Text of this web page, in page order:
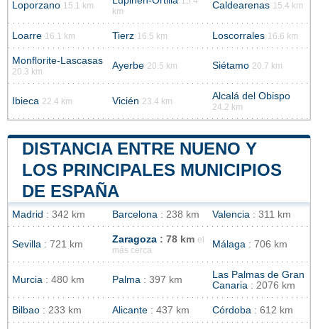
Loporzano 15.1 km
km
Caldearenas 15.4 km
Loarre 16.1 km Tierz 16.5 km Loscorrales 16.6 km
Monflorite-Lascasas
20.3 km
Ayerbe 20.5 km Siétamo 20.7 km
Ibieca 22.4 km Vicién 23.4 km Alcalá del Obispo
24.2 km
DISTANCIA ENTRE NUENO Y
LOS PRINCIPALES MUNICIPIOS
DE ESPAÑA
Madrid : 342 km Barcelona : 238 km Valencia : 311 km
Sevilla : 721 km Zaragoza : 78 km el
más cerca
Málaga : 706 km
Murcia : 480 km Palma : 397 km
Las Palmas de Gran
Canaria : 2076 km
Bilbao : 233 km Alicante : 437 km Córdoba : 612 km